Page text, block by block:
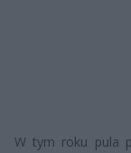
W tym roku pula